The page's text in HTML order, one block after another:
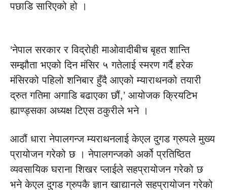
पछाडि सारिएको हो ।
‘नेपाल सरकार र विद्रोही माओवादीबीच बृहत शान्ति
सम्झौता भएको दिन मंसिर ५ गतेलाई स्मरण गर्दै हरेक
मंसिरको पहिलो शनिबार हुँदै आएको म्याराथनको तयारी
द्रुत गतिमा अगाडि बढाएका छौं,’ आयोजक क्रियटिभ
ह्याण्ड्सका अध्यक्ष टिएस ठकुरीले भने ।
आठौं धारा नेपालगन्ज म्यराथनलाई केएल दुगड ग्रुपले मुख्य
प्रायोजन गरेको छ । नेपालगन्जको अर्को प्रतिष्ठित
व्यवसायिक घराना शिखर प्लाईले सहप्रायोजन गरेको छ
भने केएल दुगड ग्रुपकै ज्ञान खाद्यानले सहप्रायोजन गरेको